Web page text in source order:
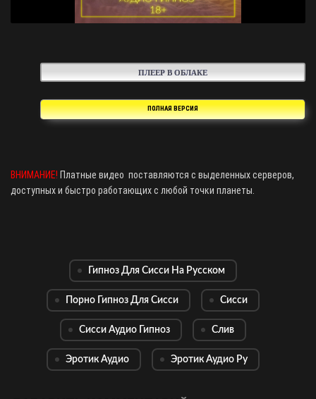
ПЛЕЕР В ОБЛАКЕ
ПОЛНАЯ ВЕРСИЯ
ВНИМАНИЕ! Платные видео поставляются с выделенных серверов,
доступных и быстро работающих с любой точки планеты.
Гипноз Для Сисси На Русском
Порно Гипноз Для Сисси Сисси
Сисси Аудио Гипноз Слив
Эротик Аудио Эротик Аудио Ру